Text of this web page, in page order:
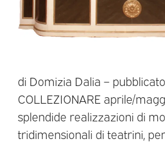
di Domizia Dalia –
COLLEZIONARE aprile/
splendide realizzazioni di
tridimensionali di teatrini,